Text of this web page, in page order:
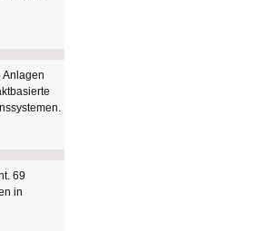
Anlagen
69
in